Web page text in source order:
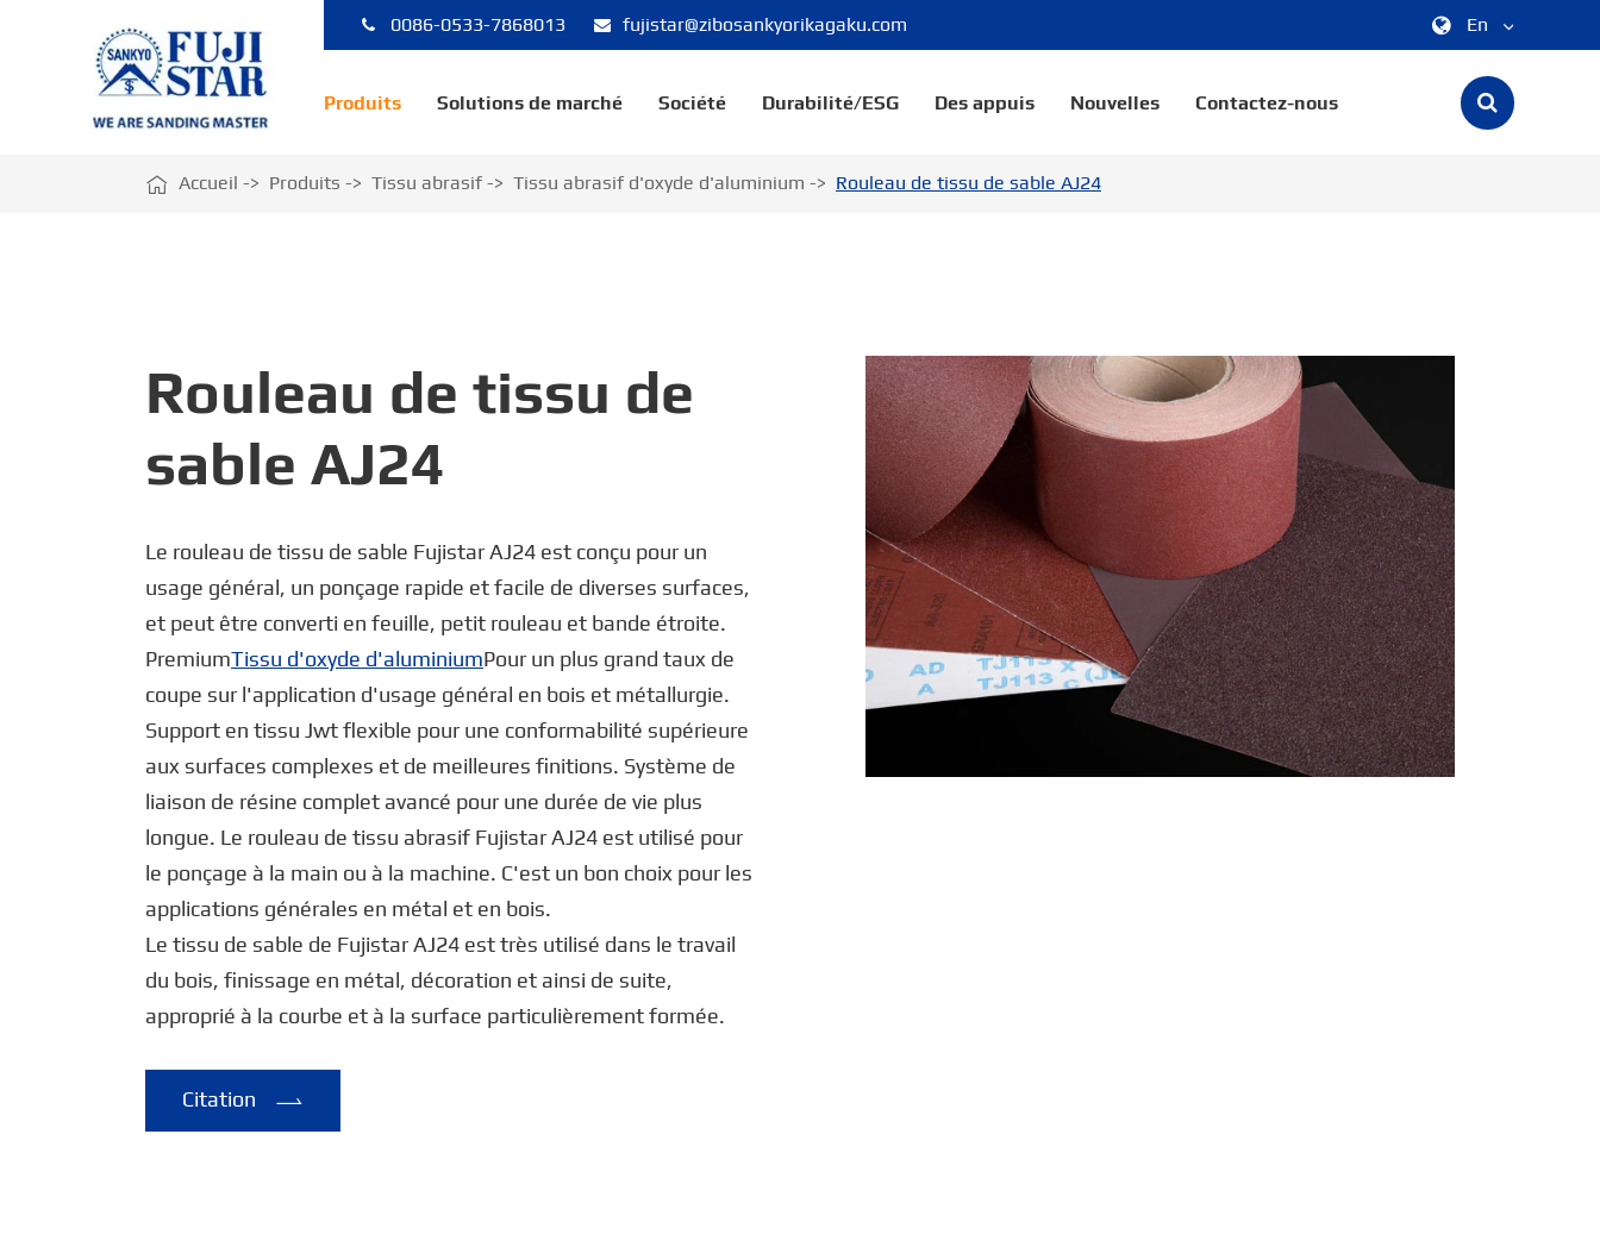
0086-0533-7868013 fujistar@zibosankyorikagaku.com En
Español
italiano
русский
português
العربية
tiếng việt
Polska
Produits Solutions de marché Société Durabilité/ESG Des appuis Nouvelles Contactez-nous
 Accueil Produits Tissu abrasif Tissu abrasif d'oxyde d'aluminium Rouleau de tissu de sable AJ24
Rouleau de tissu de
sable AJ24
Le rouleau de tissu de sable Fujistar AJ24 est conçu pour un
usage général, un ponçage rapide et facile de diverses surfaces,
et peut être converti en feuille, petit rouleau et bande étroite.
PremiumTissu d'oxyde d'aluminiumPour un plus grand taux de
coupe sur l'application d'usage général en bois et métallurgie.
Support en tissu Jwt flexible pour une conformabilité supérieure
aux surfaces complexes et de meilleures finitions. Système de
liaison de résine complet avancé pour une durée de vie plus
longue. Le rouleau de tissu abrasif Fujistar AJ24 est utilisé pour
le ponçage à la main ou à la machine. C'est un bon choix pour les
applications générales en métal et en bois.
Le tissu de sable de Fujistar AJ24 est très utilisé dans le travail
du bois, finissage en métal, décoration et ainsi de suite,
approprié à la courbe et à la surface particulièrement formée.
Citation 